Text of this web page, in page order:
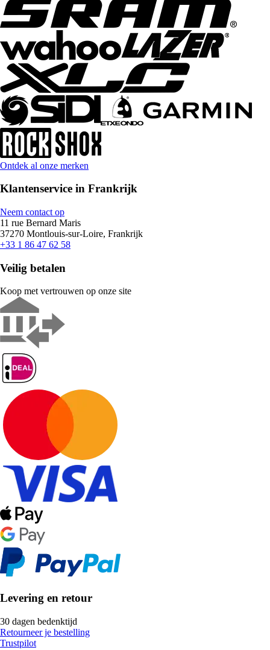
Ontdek al onze merken
Klantenservice in Frankrijk
Neem contact op
11 rue Bernard Maris
37270 Montlouis-sur-Loire, Frankrijk
+33 1 86 47 62 58
Veilig betalen
Koop met vertrouwen op onze site
Levering en retour
30 dagen bedenktijd
Retourneer je bestelling
Trustpilot